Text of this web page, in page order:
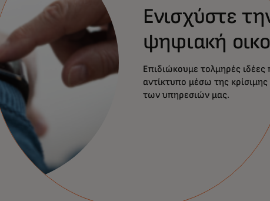
Ενισχύστε
ψηφιακή
Επιδιώκουμε τολμηρές ιδέες
αντίκτυπο μέσω της κρίσιμης
των υπηρεσιών μας.